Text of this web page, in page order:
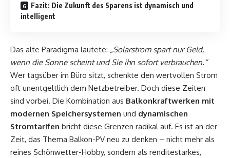
Fazit: Die Zukunft des Sparens ist dynamisch und
intelligent
Das alte Paradigma lautete: „Solarstrom spart nur Geld,
wenn die Sonne scheint und Sie ihn sofort verbrauchen.“
Wer tagsüber im Büro sitzt, schenkte den wertvollen Strom
oft unentgeltlich dem Netzbetreiber. Doch diese Zeiten
sind vorbei. Die Kombination aus Balkonkraftwerken mit
modernen Speichersystemen und dynamischen
Stromtarifen bricht diese Grenzen radikal auf. Es ist an der
Zeit, das Thema Balkon-PV neu zu denken – nicht mehr als
reines Schönwetter-Hobby, sondern als renditestarkes,